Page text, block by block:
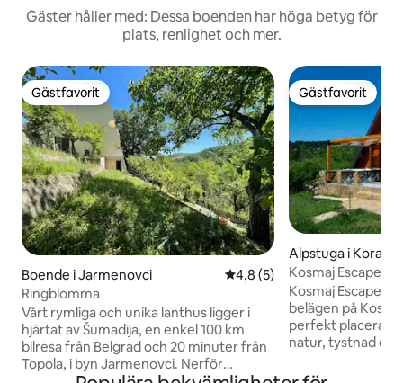
Gäster håller med: Dessa boenden har höga betyg för
plats, renlighet och mer.
Gästfavorit
Gästfavorit
Boende i Jarmenovci 4,8 av 5 i genomsnittligt
4,8 (5)
Ringblomma
Vårt rymliga och unika lanthus ligger i
hjärtat av Šumadija, en enkel 100 km
bilresa från Belgrad och 20 minuter från
Topola, i byn Jarmenovci. Nerför
Gästfavorit
Gästfavorit
Alpstuga i
Kosmaj Escape -
privat jacuzzi
Kosmaj Escape
belägen på
perfekt placerad
natur, tystnad
monumentet – 4